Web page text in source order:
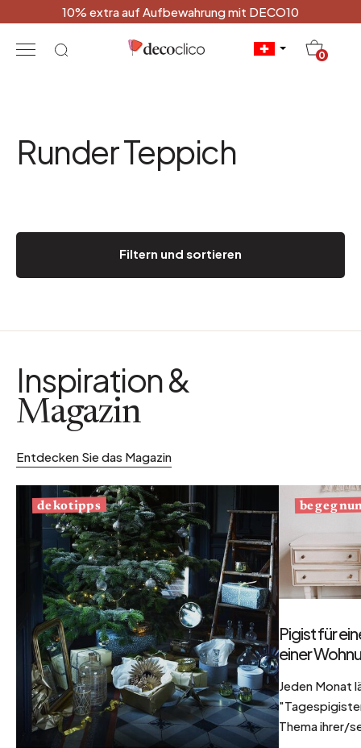
10% extra auf Aufbewahrung mit DECO10
0
Runder Teppich
Filtern und sortieren
Inspiration &
Magazin
Entdecken Sie das Magazin
dekotipps
Pigist für
einer
Jeden Monat
Thema ihrer/